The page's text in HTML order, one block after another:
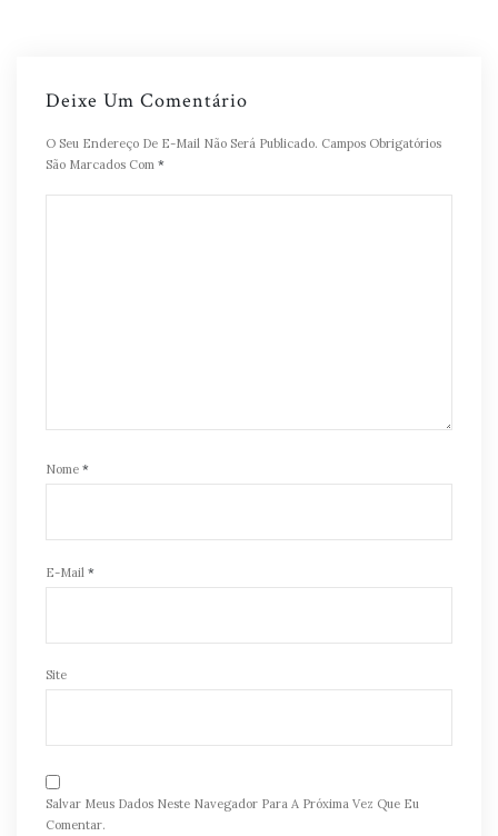
Deixe Um Comentário
O Seu Endereço De E-Mail Não Será Publicado. Campos Obrigatórios
São Marcados Com *
Nome *
E-Mail *
Site
Salvar Meus Dados Neste Navegador Para A Próxima Vez Que Eu
Comentar.